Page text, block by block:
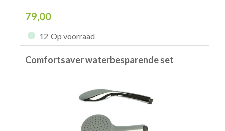
79,00
12 Op voorraad
Comfortsaver waterbesparende set